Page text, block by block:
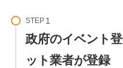
STEP
政府のイベント
ット業者が登録